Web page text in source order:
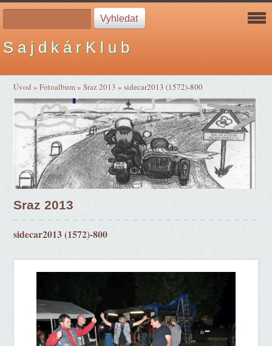
S a j d k á r K l u b
Úvod »Fotoalbum»Sraz 2013 »sidecar2013 (1572)-800
Sraz 2013
sidecar2013 (1572)-800